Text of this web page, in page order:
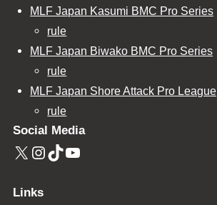
MLF Japan Kasumi BMC Pro Series
rule
MLF Japan Biwako BMC Pro Series
rule
MLF Japan Shore Attack Pro League
rule
Social Media
X Instagram TikTok YouTube
Links